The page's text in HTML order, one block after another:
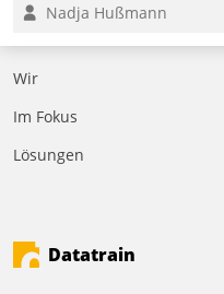
digitalen Cockpit, das
situationsbezogen
passende Fragen und
Eine intuitive
Dialogführung ermöglicht
effizienter zu bearbeiten.
Nadja Hußmann
Wir
Im Fokus
Lösungen
Datatrain